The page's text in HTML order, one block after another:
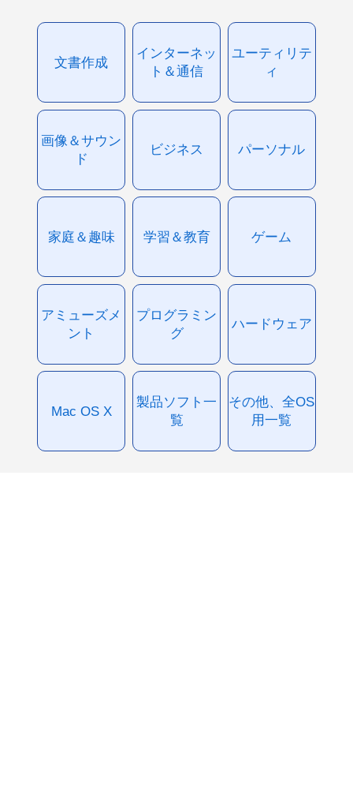
文書作成
インターネッ
ト＆通信
ユーティリテ
ィ
画像＆サウン
ド
ビジネス パーソナル
家庭＆趣味 学習＆教育 ゲーム
アミューズメ
ント
プログラミン
グ
ハードウェア
Mac OS X
製品ソフト一
覧
その他、全OS
用一覧